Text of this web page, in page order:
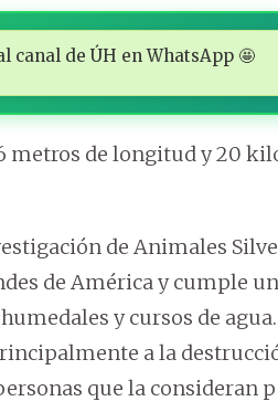
canal de ÚH en WhatsApp 🤩
metros de longitud y 20
de Animales
de América y cumple
y cursos de
a la
que la consideran